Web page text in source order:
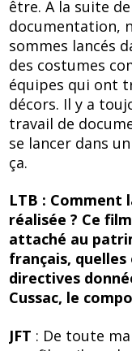
être. A la suite
documentation,
sommes lancés
des costumes
équipes qui ont
décors. Il y a
travail de
se lancer dans
ça.
LTB : Comment
réalisée ? Ce
attaché au
français,
directives
Cussac, le
JFT : De toute